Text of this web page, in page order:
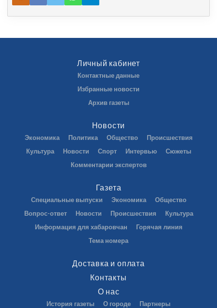
Личный кабинет
Контактные данные
Избранные новости
Архив газеты
Новости
Экономика Политика Общество
Происшествия
Культура
Новости Спорт Интервью
Сюжеты
Комментарии экспертов
Газета
Специальные выпуски Экономика
Общество
Вопрос-ответ
Новости Происшествия
Культура
Информация для хабаровчан
Горячая линия
Тема номера
Доставка и оплата
Контакты
О нас
История газеты О городе
Партнеры